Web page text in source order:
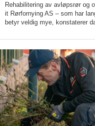
Hele butikken fremstår som
det vanlige. Det tre etasjer
med møbler, et reste-loft
utformet på en måte som
kriker og kroker for å få med
Rehabilitering av avløpsrør og
it Rørfornying AS – som har
betyr veldig mye, konstaterer